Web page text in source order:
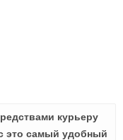
курьеру
это самый удобный